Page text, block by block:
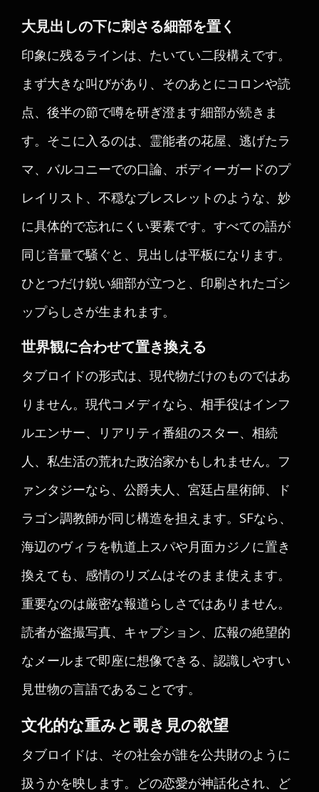
大見出しの下に刺さる細部を置く
印象に残るラインは、たいてい二段構えです。
まず大きな叫びがあり、そのあとにコロンや読
点、後半の節で噂を研ぎ澄ます細部が続きま
す。そこに入るのは、霊能者の花屋、逃げたラ
マ、バルコニーでの口論、ボディーガードのプ
レイリスト、不穏なブレスレットのような、妙
に具体的で忘れにくい要素です。すべての語が
同じ音量で騒ぐと、見出しは平板になります。
ひとつだけ鋭い細部が立つと、印刷されたゴシ
ップらしさが生まれます。
世界観に合わせて置き換える
タブロイドの形式は、現代物だけのものではあ
りません。現代コメディなら、相手役はインフ
ルエンサー、リアリティ番組のスター、相続
人、私生活の荒れた政治家かもしれません。フ
ァンタジーなら、公爵夫人、宮廷占星術師、ド
ラゴン調教師が同じ構造を担えます。SFなら、
海辺のヴィラを軌道上スパや月面カジノに置き
換えても、感情のリズムはそのまま使えます。
重要なのは厳密な報道らしさではありません。
読者が盗撮写真、キャプション、広報の絶望的
なメールまで即座に想像できる、認識しやすい
見世物の言語であることです。
文化的な重みと覗き見の欲望
タブロイドは、その社会が誰を公共財のように
扱うかを映します。どの恋愛が神話化され、ど